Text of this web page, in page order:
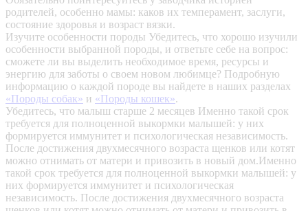
родителей, особенно мамы: каков их темперамент, заслуги,
состояние здоровья и возраст вязки.
Изучите особенности породы Убедитесь, что хорошо изучили
особенности выбранной породы, и ответьте себе на вопрос:
сможете ли вы выделить необходимое время, ресурсы и
энергию для заботы о своем новом любимце? Подробную
информацию о каждой породе вы найдете в наших разделах
«Породы собак» и «Породы кошек».
Убедитесь, что малыш старше 2 месяцев Именно такой срок
требуется для полноценной выкормки малышей: у них
формируется иммунитет и психологическая независимость.
После достижения двухмесячного возраста щенков или котят
можно отнимать от матери и привозить в новый дом.Именно
такой срок требуется для полноценной выкормки малышей: у
них формируется иммунитет и психологическая
независимость. После достижения двухмесячного возраста